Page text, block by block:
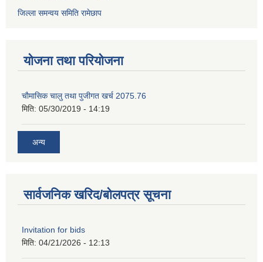
जिल्ला समन्वय समिति रामेछाप
योजना तथा परियोजना
चाैमासिक चालु तथा पुजीगत खर्च 2075.76
मिति: 05/30/2019 - 14:19
अन्य
सार्वजनिक खरिद/बोलपत्र सूचना
Invitation for bids
मिति: 04/21/2026 - 12:13